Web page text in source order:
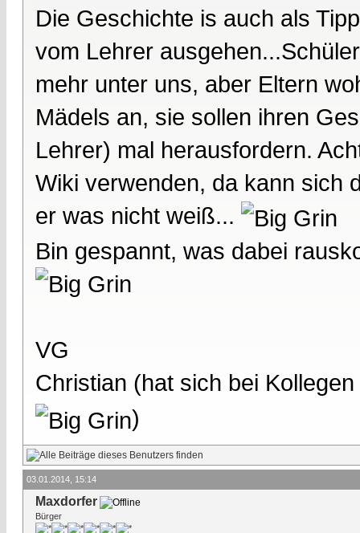
Die Geschichte is auch als
vom Lehrer
mehr unter uns, aber Eltern
Mädels an, sie sollen ihren
Lehrer) mal herausfordern.
Wiki verwenden, da kann sich
er was nicht weiß...
Bin gespannt, was dabei
VG
Christian (hat sich bei
)
03.01.2014, 15:14
Maxdorfer
Bürger